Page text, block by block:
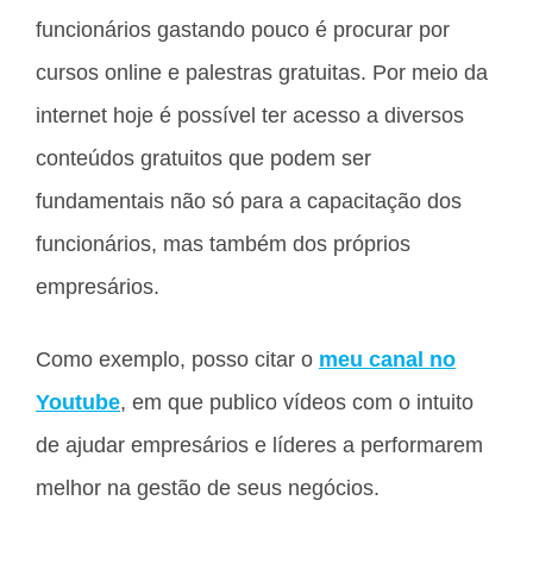
funcionários gastando pouco é procurar por
cursos online e palestras gratuitas. Por meio da
internet hoje é possível ter acesso a diversos
conteúdos gratuitos que podem ser
fundamentais não só para a capacitação dos
funcionários, mas também dos próprios
empresários.
Como exemplo, posso citar o meu canal no
Youtube, em que publico vídeos com o intuito
de ajudar empresários e líderes a performarem
melhor na gestão de seus negócios.